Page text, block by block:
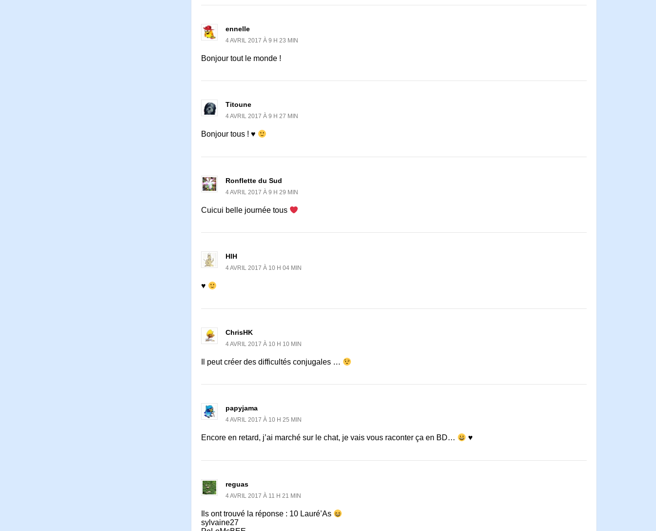
ennelle
4 AVRIL 2017 À 9 H 23 MIN
Bonjour tout le monde !
Titoune
4 AVRIL 2017 À 9 H 27 MIN
Bonjour tous ! ♥
Ronflette du Sud
4 AVRIL 2017 À 9 H 29 MIN
Cuicui belle journée tous
HlH
4 AVRIL 2017 À 10 H 04 MIN
♥
ChrisHK
4 AVRIL 2017 À 10 H 10 MIN
Il peut créer des difficultés conjugales …
papyjama
4 AVRIL 2017 À 10 H 25 MIN
Encore en retard, j’ai marché sur le chat, je vais vous raconter ça en BD… ♥
reguas
4 AVRIL 2017 À 11 H 21 MIN
Ils ont trouvé la réponse : 10 Lauré’As
sylvaine27